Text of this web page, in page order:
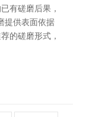
有磋磨后果，
提供表面依据
的磋磨形式，